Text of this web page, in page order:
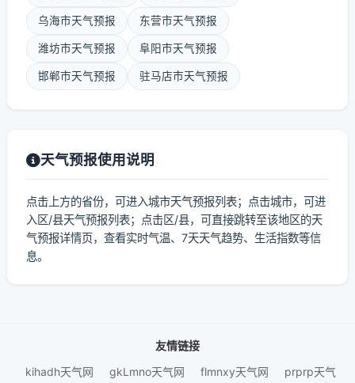
乌海市天气预报 东营市天气预报
潍坊市天气预报 阜阳市天气预报
邯郸市天气预报 驻马店市天气预报
天气预报使用说明
点击上方的省份，可进入城市天气预报列表；点击城市，可进
入区/县天气预报列表；点击区/县，可直接跳转至该地区的天
气预报详情页，查看实时气温、7天天气趋势、生活指数等信
息。
友情链接
kihadh天气网
gkLmno天气网 flmnxy天气网 prprp天气